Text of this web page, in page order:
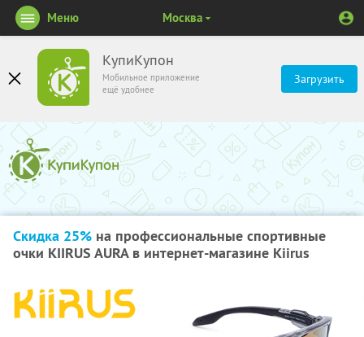
КупиКупон
Мобильное приложение
ещё удобнее
Загрузить
Меню Москва
Скидка 25% на профессиональные спортивные
очки KIIRUS AURA в интернет-магазине Kiirus